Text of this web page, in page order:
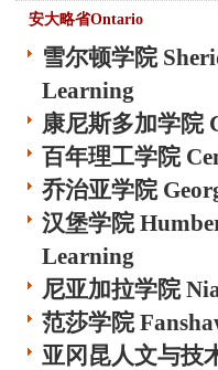
安大略省Ontario
雪尔顿学院
Learning
康尼斯多加学院
百年理工学院
乔治亚学院
汉堡学院
Learning
尼亚加拉学院
范莎学院
亚冈昆人文与技